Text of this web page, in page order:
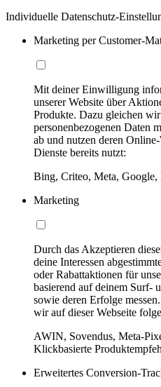
Individuelle Datenschutz-
Marketing per Customer-
Mit deiner Einwilligung
unserer Website über
Produkte. Dazu gleichen
personenbezogenen Daten
ab und nutzen deren
Dienste bereits nutzt:
Bing, Criteo, Meta,
Marketing
Durch das Akzeptieren
deine Interessen
oder Rabattaktionen für
basierend auf deinem Surf-
sowie deren Erfolge
wir auf dieser Webseite
AWIN, Sovendus, Meta-
Klickbasierte
Erweitertes Conversion-